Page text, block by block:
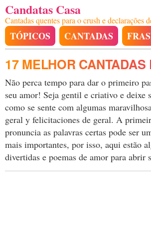
Candatas Casa
Cantadas quentes para o crush e declarações
TÓPICOS CANTADAS
17 MELHOR
Não perca tempo para dar o primeiro
seu amor! Seja gentil e criativo e deixe
como se sente com algumas
geral y felicitaciones de geral. A
pronuncia as palavras certas pode ser
mais importantes, por isso, aqui estão
divertidas e poemas de amor para abrir